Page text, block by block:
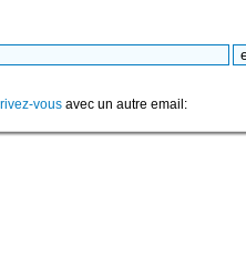
vousavec un autre email: